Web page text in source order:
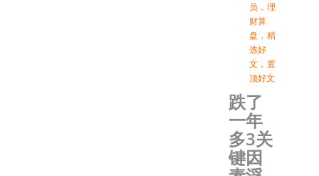
员 ， 理
财算
盘 ， 精
选好
文 ， 置
顶好文
跌了
一年
多3关
键因